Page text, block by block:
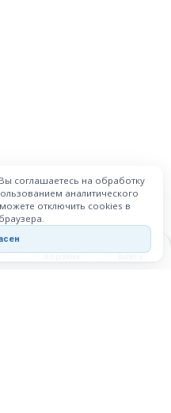
Корзина Войти
соглашаетесь на обработку
аналитического
отключить cookies в